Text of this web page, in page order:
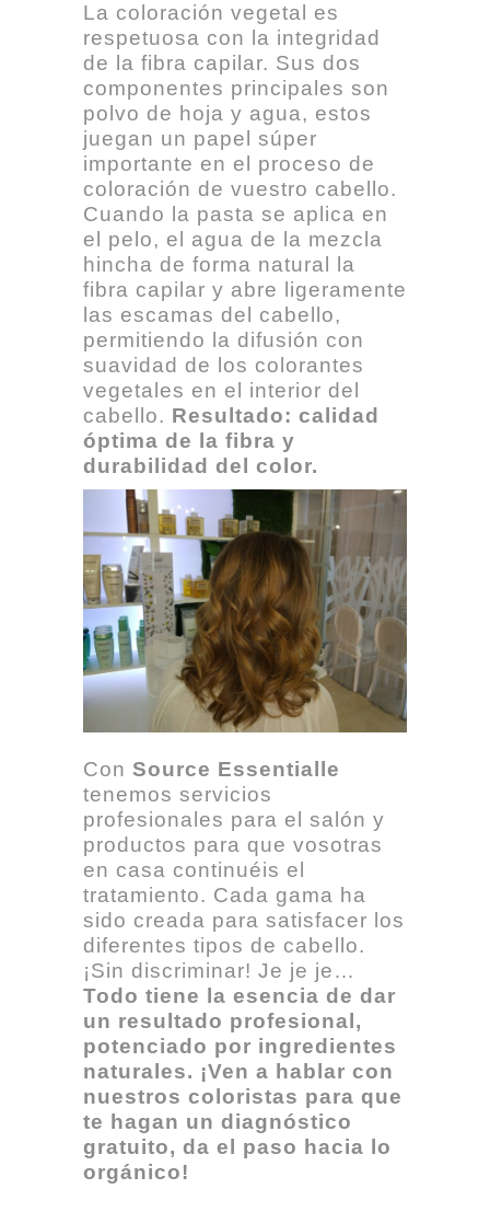
La coloración vegetal es
respetuosa con la integridad
de la fibra capilar. Sus dos
componentes principales son
polvo de hoja y agua, estos
juegan un papel súper
importante en el proceso de
coloración de vuestro cabello.
Cuando la pasta se aplica en
el pelo, el agua de la mezcla
hincha de forma natural la
fibra capilar y abre ligeramente
las escamas del cabello,
permitiendo la difusión con
suavidad de los colorantes
vegetales en el interior del
cabello. Resultado: calidad
óptima de la fibra y
durabilidad del color.
Con Source Essentialle
tenemos servicios
profesionales para el salón y
productos para que vosotras
en casa continuéis el
tratamiento. Cada gama ha
sido creada para satisfacer los
diferentes tipos de cabello.
¡Sin discriminar! Je je je…
Todo tiene la esencia de dar
un resultado profesional,
potenciado por ingredientes
naturales. ¡Ven a hablar con
nuestros coloristas para que
te hagan un diagnóstico
gratuito, da el paso hacia lo
orgánico!